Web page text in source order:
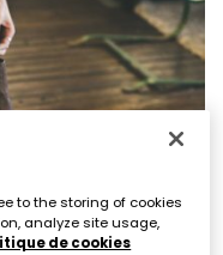
to the storing of cookies
analyze site usage,
de cookies